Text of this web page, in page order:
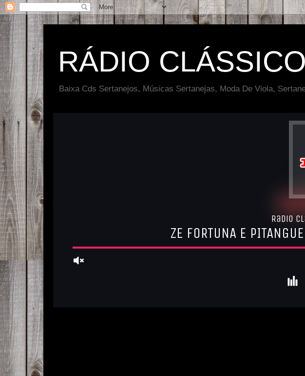
RÁDIO
Baixa Cds Sertanejos, Músicas Sertanejas, Moda De Viola,